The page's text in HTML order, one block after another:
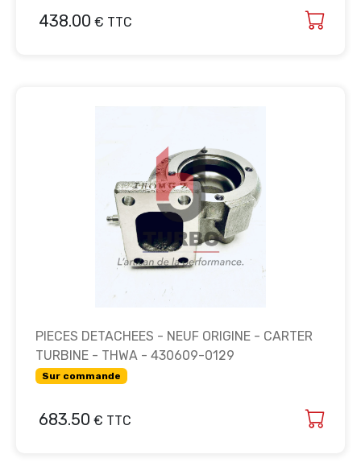
438.00 € TTC
PIECES DETACHEES - NEUF ORIGINE - CARTER
TURBINE - THWA - 430609-0129
Sur commande
683.50 € TTC